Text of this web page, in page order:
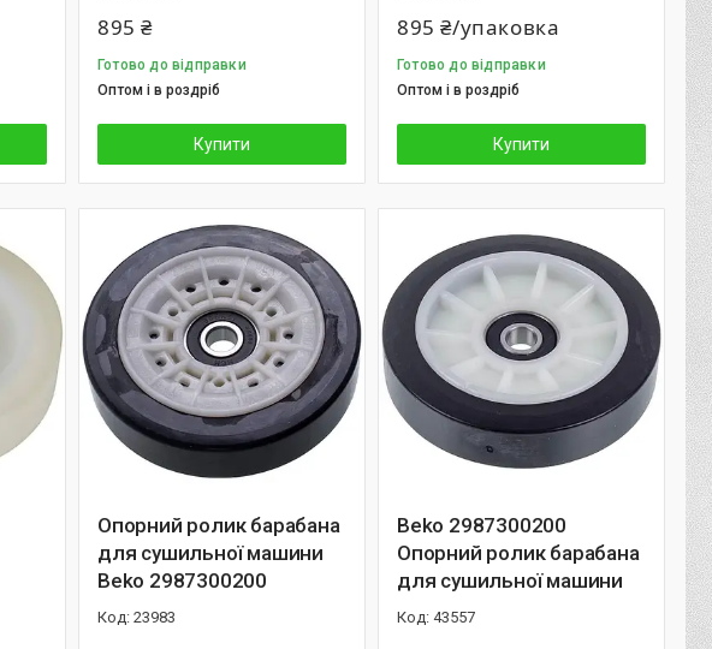
895 ₴
Готово до відправки
Оптом і в роздріб
Купити
895 ₴/упаковка
Готово до відправки
Оптом і в роздріб
Купити
Опорний ролик барабана
для сушильної машини
Beko 2987300200
23983
Beko 2987300200
Опорний ролик барабана
для сушильної машини
43557